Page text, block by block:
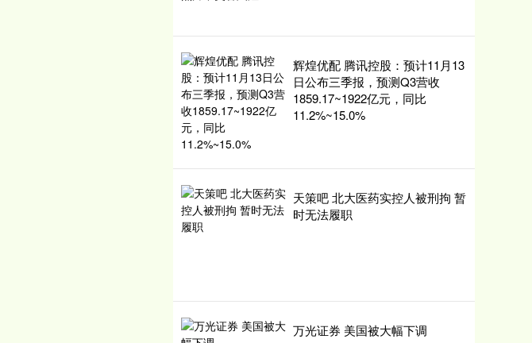
辉煌优配 腾讯控股：预计11月13
日公布三季报，预测Q3营收
1859.17~1922亿元，同比
11.2%~15.0%
天策吧 北大医药实控人被刑拘 暂
时无法履职
万光证券 美国被大幅下调